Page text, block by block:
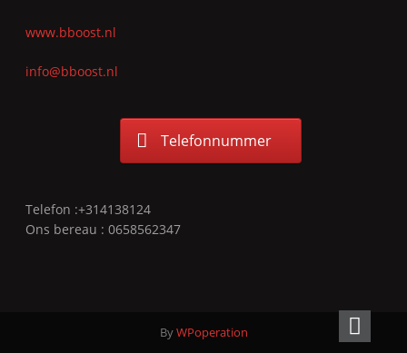
www.bboost.nl
info@bboost.nl
Telefonnummer
Telefon :+314138124
Ons bereau : 0658562347
ByWPoperation